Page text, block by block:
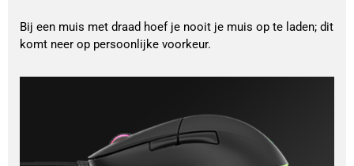
Bij een muis met draad hoef je nooit je muis op te laden; dit
komt neer op persoonlijke voorkeur.